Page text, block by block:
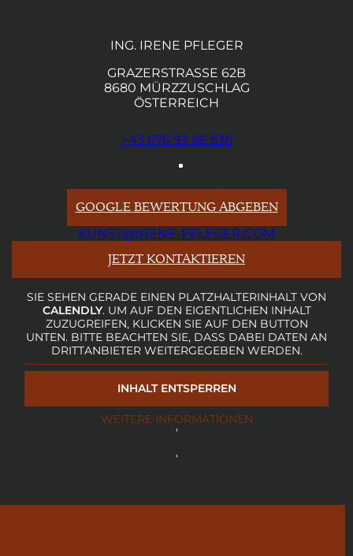
ING. IRENE PFLEGER
GRAZERSTRASSE 62B
8680 MÜRZZUSCHLAG
ÖSTERREICH
+43 676 93 86 536
GOOGLE BEWERTUNG ABGEBEN
KUNST@IRENE-PFLEGER.COM
JETZT KONTAKTIEREN
SIE SEHEN GERADE EINEN PLATZHALTERINHALT VON
CALENDLY. UM AUF DEN EIGENTLICHEN INHALT
ZUZUGREIFEN, KLICKEN SIE AUF DEN BUTTON
UNTEN. BITTE BEACHTEN SIE, DASS DABEI DATEN AN
DRITTANBIETER WEITERGEGEBEN WERDEN.
INHALT ENTSPERREN
WEITERE INFORMATIONEN
'
'